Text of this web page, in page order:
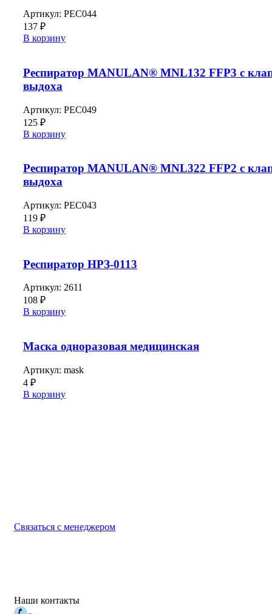
Артикул: РЕС044
137 ₽
В корзину
Респиратор MANULAN® MNL132 FFP3 c
выдоха
Артикул: РЕС049
125 ₽
В корзину
Респиратор MANULAN® MNL322 FFP2 с
выдоха
Артикул: РЕС043
119 ₽
В корзину
Респиратор НРЗ-0113
Артикул: 2611
108 ₽
В корзину
Маска одноразовая медицинская
Артикул: mask
4 ₽
В корзину
Связаться с менеджером
Наши контакты